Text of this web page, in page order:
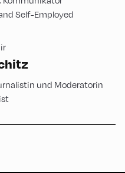
Self-Employed
und Moderatorin